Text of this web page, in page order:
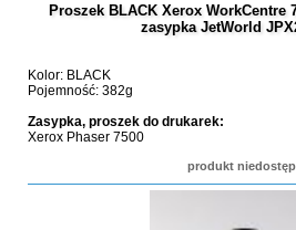
Proszek BLACK Xerox WorkCentre
zasypka JetWorld
Kolor: BLACK
Pojemność: 382g
Zasypka, proszek do drukarek:
Xerox Phaser 7500
produkt